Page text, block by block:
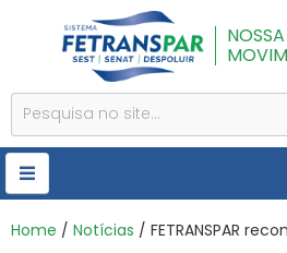
HOME
Home / Notícias / FETRANSPAR